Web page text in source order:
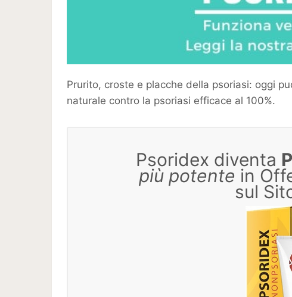
Prurito, croste e placche della psoriasi: oggi
naturale contro la psoriasi efficace al 100%.
Psoridex diventa
più potente in
sul